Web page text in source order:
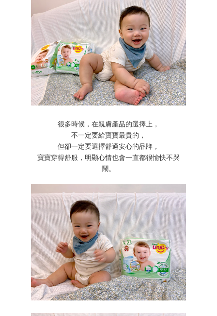
很多時候，在親膚產品的選擇上，
不一定要給寶寶最貴的，
但卻一定要選擇舒適安心的品牌，
寶寶穿得舒服，明顯心情也會一直都很愉快不哭
鬧。